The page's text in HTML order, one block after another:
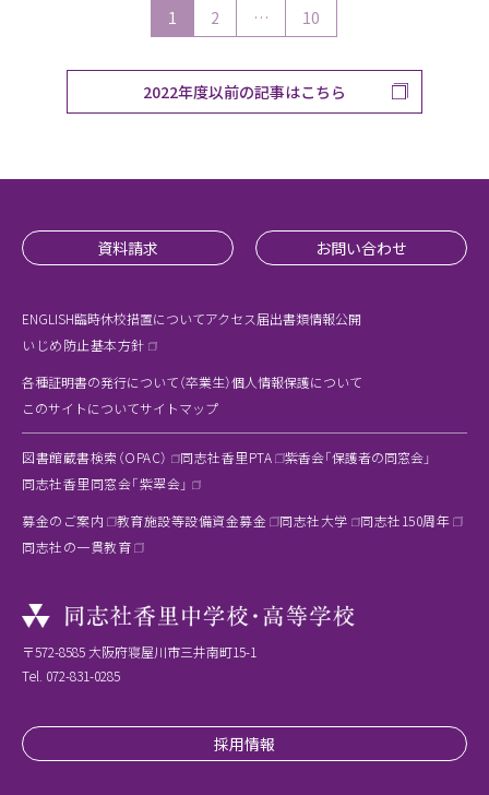
1 2 … 10
2022年度以前の記事はこちら
資料請求 お問い合わせ
〒572-8585 大阪府寝屋川市三井南町15-1
Tel. 072-831-0285
ENGLISH臨時休校措置についてアクセス届出書類情報公開
いじめ防止基本方針
各種証明書の発行について（卒業生）個人情報保護について
このサイトについてサイトマップ
図書館蔵書検索（OPAC） 同志社香里PTA
紫香会「保護者の同窓会」
同志社香里同窓会「紫翠会」
募金のご案内
教育施設等設備資金募金 同志社大学
同志社150周年
同志社の一貫教育
採用情報